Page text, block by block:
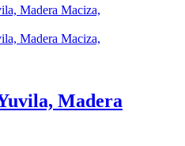
Madera